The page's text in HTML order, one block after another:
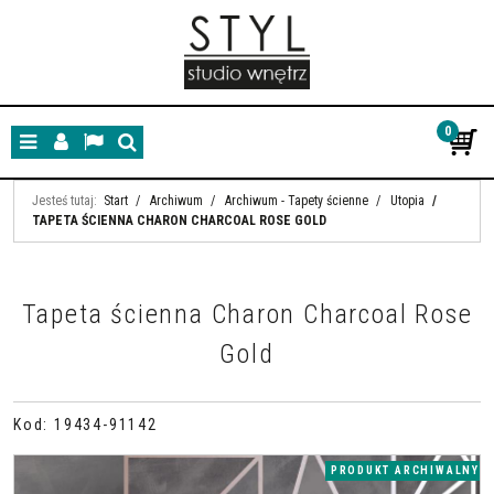
MenuPanelLangSzukaj
0
Jesteś tutaj: Start / Archiwum / Archiwum - Tapety ścienne / Utopia /
TAPETA ŚCIENNA CHARON CHARCOAL ROSE GOLD
Tapeta ścienna Charon Charcoal Rose
Gold
Kod : 19434-91142
PRODUKT ARCHIWALNY